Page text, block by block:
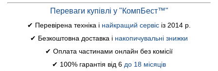
Переваги купівлі у "КомпБест™"
✔ Перевірена техніка і найкращий сервіс із 2014 р.
✔ Безкоштовна доставка і накопичувальні знижки
✔ Оплата частинами онлайн без комісії
✔ 100% гарантія від 6 до 18 місяців